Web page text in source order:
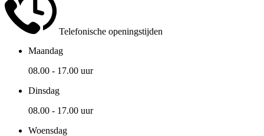
Telefonische openingstijden
Maandag
08.00 - 17.00 uur
Dinsdag
08.00 - 17.00 uur
Woensdag